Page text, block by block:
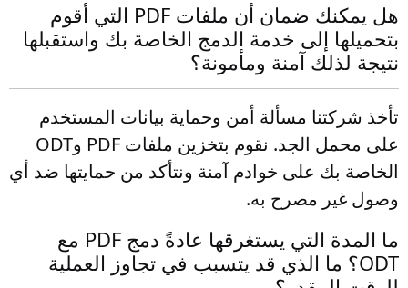
هل يمكنك ضمان أن ملفات PDF التي أقوم
بتحميلها إلى خدمة الدمج الخاصة بك واستقبلها
نتيجة لذلك آمنة ومأمونة؟
تأخذ شركتنا مسألة أمن وحماية بيانات المستخدم
على محمل الجد. نقوم بتخزين ملفات PDF وODT
الخاصة بك على خوادم آمنة ونتأكد من حمايتها ضد أي
وصول غير مصرح به.
ما المدة التي يستغرقها عادةً دمج PDF مع
ODT؟ ما الذي قد يتسبب في تجاوز العملية